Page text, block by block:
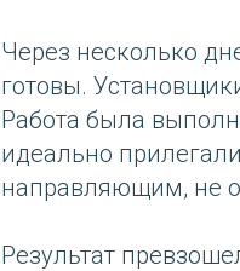
Через несколько
готовы.
Работа была
идеально
направляющим, не
Результат